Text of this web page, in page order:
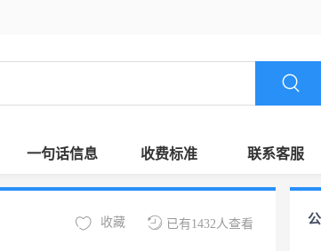
一句话信息 收费标准 联系客服
已有1432人查看
收藏